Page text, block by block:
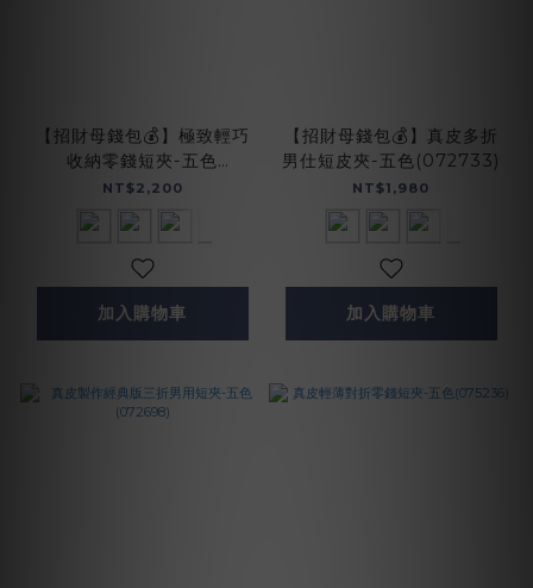
【招財母錢包💰】極致輕巧
收納零錢短夾-五色
(075021)
NT$2,200
加入購物車
【招財母錢包💰】真皮多折
男仕短皮夾-五色(072733)
NT$1,980
加入購物車